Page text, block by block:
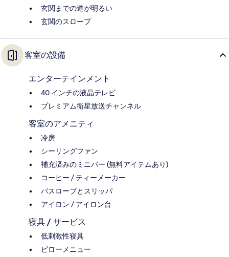
玄関までの道が明るい
玄関のスロープ
客室の設備
エンターテインメント
40 インチの液晶テレビ
プレミアム衛星放送チャンネル
客室のアメニティ
冷房
シーリングファン
補充済みのミニバー (無料アイテムあり)
コーヒー / ティーメーカー
バスローブとスリッパ
アイロン / アイロン台
寝具 / サービス
低刺激性寝具
ピローメニュー